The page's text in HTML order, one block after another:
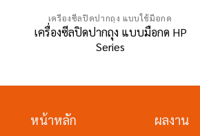
เครื่องซีลปิดปากถุง แบบใช้มือกด
เครื่องซีลปิดปากถุง แบบมือกด HP
Series
หน้าหลัก
ผลงาน